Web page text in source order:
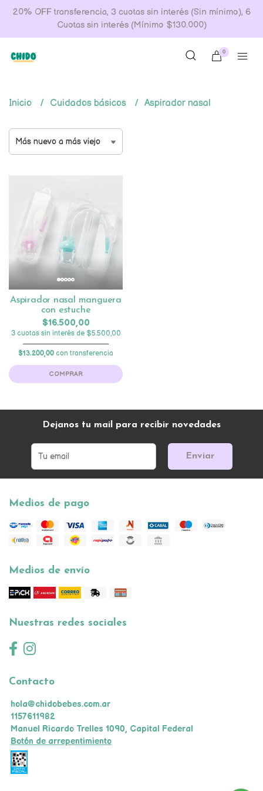
20% OFF transferencia, 3 cuotas sin interés (Sin mínimo), 6
Cuotas sin interés (Mínimo $130.000)
0
Inicio Cuidados básicos Aspirador nasal
Aspirador nasal manguera
con estuche
$16.500,00
3 cuotas sin interés de $5.500,00
$13.200,00 con transferencia
COMPRAR
Dejanos tu mail para recibir novedades
Enviar
Medios de pago
Medios de envío
Nuestras redes sociales
Contacto
hola@chidobebes.com.ar
1157611982
Manuel Ricardo Trelles 1090, Capital Federal
Botón de arrepentimiento